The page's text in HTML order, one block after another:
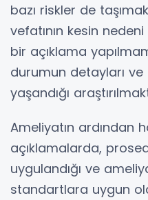
bazı riskler de
vefatının kesin
bir açıklama
durumun detayları ve
yaşandığı
Ameliyatın ardından
açıklamalarda,
uygulandığı ve
standartlara uygun